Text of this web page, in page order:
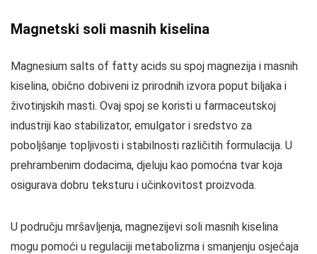
Magnetski soli masnih kiselina
Magnesium salts of fatty acids su spoj magnezija i masnih
kiselina, obično dobiveni iz prirodnih izvora poput biljaka i
životinjskih masti. Ovaj spoj se koristi u farmaceutskoj
industriji kao stabilizator, emulgator i sredstvo za
poboljšanje topljivosti i stabilnosti različitih formulacija. U
prehrambenim dodacima, djeluju kao pomoćna tvar koja
osigurava dobru teksturu i učinkovitost proizvoda.
U području mršavljenja, magnezijevi soli masnih kiselina
mogu pomoći u regulaciji metabolizma i smanjenju osjećaja